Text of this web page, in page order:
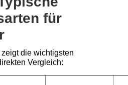
für
die wichtigsten
Vergleich: